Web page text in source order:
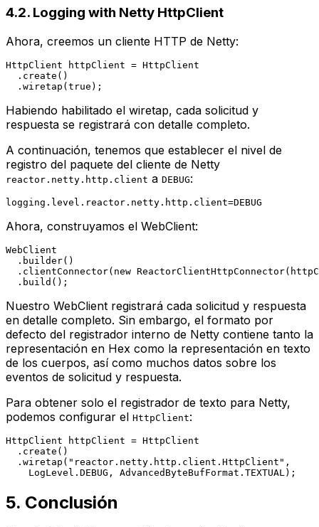
4.2. Logging with Netty HttpClient
Ahora, creemos un cliente HTTP de Netty:
HttpClient httpClient = HttpClient
  .create()
  .wiretap(
true
Habiendo habilitado el wiretap, cada solicitud y
respuesta se registrará con detalle completo.
A continuación, tenemos que establecer el nivel de
registro del paquete del cliente de Netty
reactor.netty.http.client a DEBUG:
Ahora, construyamos el WebClient:
WebClient
  .builder()
  .clientConnector(
new ReactorClientHttpConnector
Nuestro WebClient registrará cada solicitud y respuesta
en detalle completo. Sin embargo, el formato por
defecto del registrador interno de Netty contiene tanto la
representación en Hex como la representación en texto
de los cuerpos, así como muchos datos sobre los
eventos de solicitud y respuesta.
Para obtener solo el registrador de texto para Netty,
podemos configurar el HttpClient:
HttpClient httpClient = HttpClient
  .create()
  .wiretap(
"reactor.netty.http.client.HttpClient" ,
5. Conclusión